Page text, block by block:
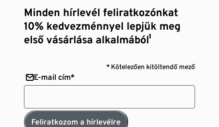
Minden hírlevél feliratkozónkat
10% kedvezménnyel lepjük meg
első vásárlása alkalmából¹
* Kötelezően kitöltendő mező
E-mail cím*
Feliratkozom a hírlevélre